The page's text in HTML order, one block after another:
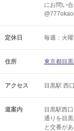
にお
定休日 毎週：火
住所 東京都目
アクセス 目黒駅 西
道案内
目黒駅西
通りを目
と交番が